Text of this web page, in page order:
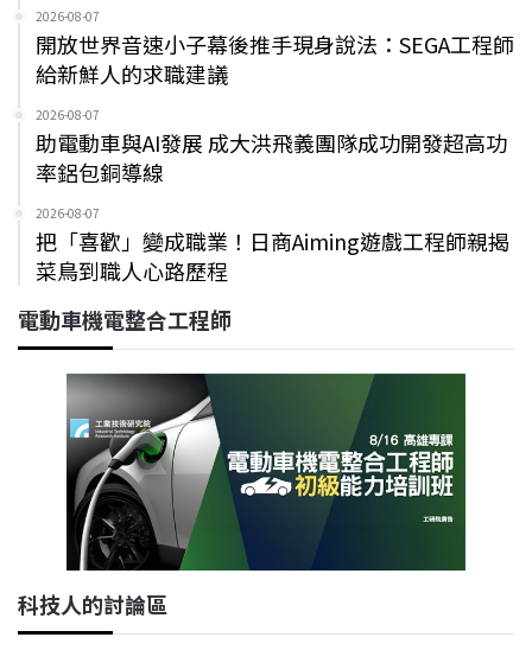
2026-08-07
開放世界音速小子幕後推手現身說法：SEGA工程師
給新鮮人的求職建議
2026-08-07
助電動車與AI發展 成大洪飛義團隊成功開發超高功
率鋁包銅導線
2026-08-07
把「喜歡」變成職業！日商Aiming遊戲工程師親揭
菜鳥到職人心路歷程
電動車機電整合工程師
科技人的討論區